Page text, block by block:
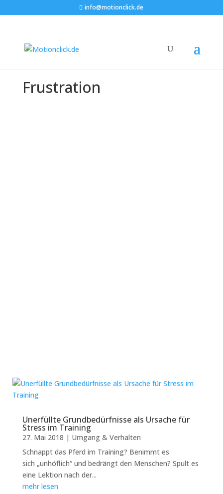
info@motionclick.de
Frustration
Unerfüllte Grundbedürfnisse als Ursache für
Stress im Training
27. Mai 2018 | Umgang & Verhalten
Schnappt das Pferd im Training? Benimmt es
sich „unhöflich“ und bedrängt den Menschen? Spult es
eine Lektion nach der...
mehr lesen